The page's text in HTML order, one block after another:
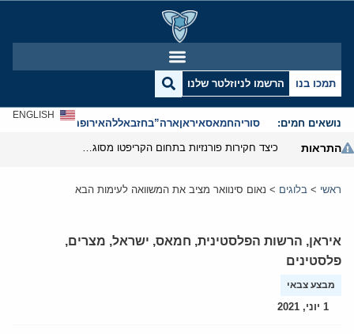
תמכו בנו הרשמו לניוזלטר שלנו
נושאים חמים: סוריהחמאסאיראןארה”בחזבאללהאירופהאנטישמיות
ENGLISH
התראות
ראשי > בלוגים > נאום סינוואר מציב את המשוואה לעימות הבא
איראן, הרשות הפלסטינית, חמאס, ישראל, מצרים,
פלסטינים
מבצע צבאי
1 יוני, 2021